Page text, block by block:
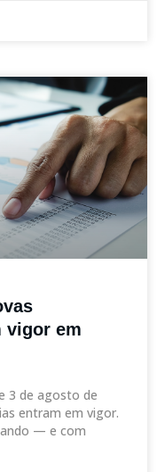
vigor em
3 de agosto de
entram em vigor.
— e com